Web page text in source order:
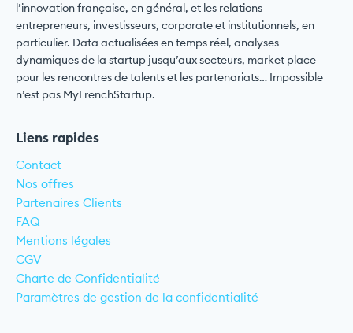
l’innovation française, en général, et les relations
entrepreneurs, investisseurs, corporate et institutionnels, en
particulier. Data actualisées en temps réel, analyses
dynamiques de la startup jusqu’aux secteurs, market place
pour les rencontres de talents et les partenariats… Impossible
n’est pas MyFrenchStartup.
Liens rapides
Contact
Nos offres
Partenaires Clients
FAQ
Mentions légales
CGV
Charte de Confidentialité
Paramètres de gestion de la confidentialité